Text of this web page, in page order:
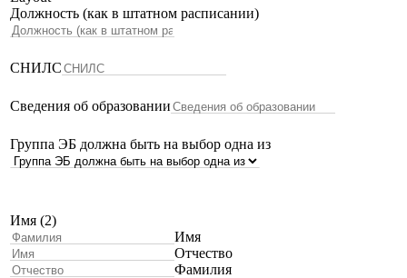
Должность (как в штатном расписании)
СНИЛС
Сведения об образовании
Группа ЭБ должна быть на выбор одна из
Имя (2)
Имя
Отчество
Фамилия